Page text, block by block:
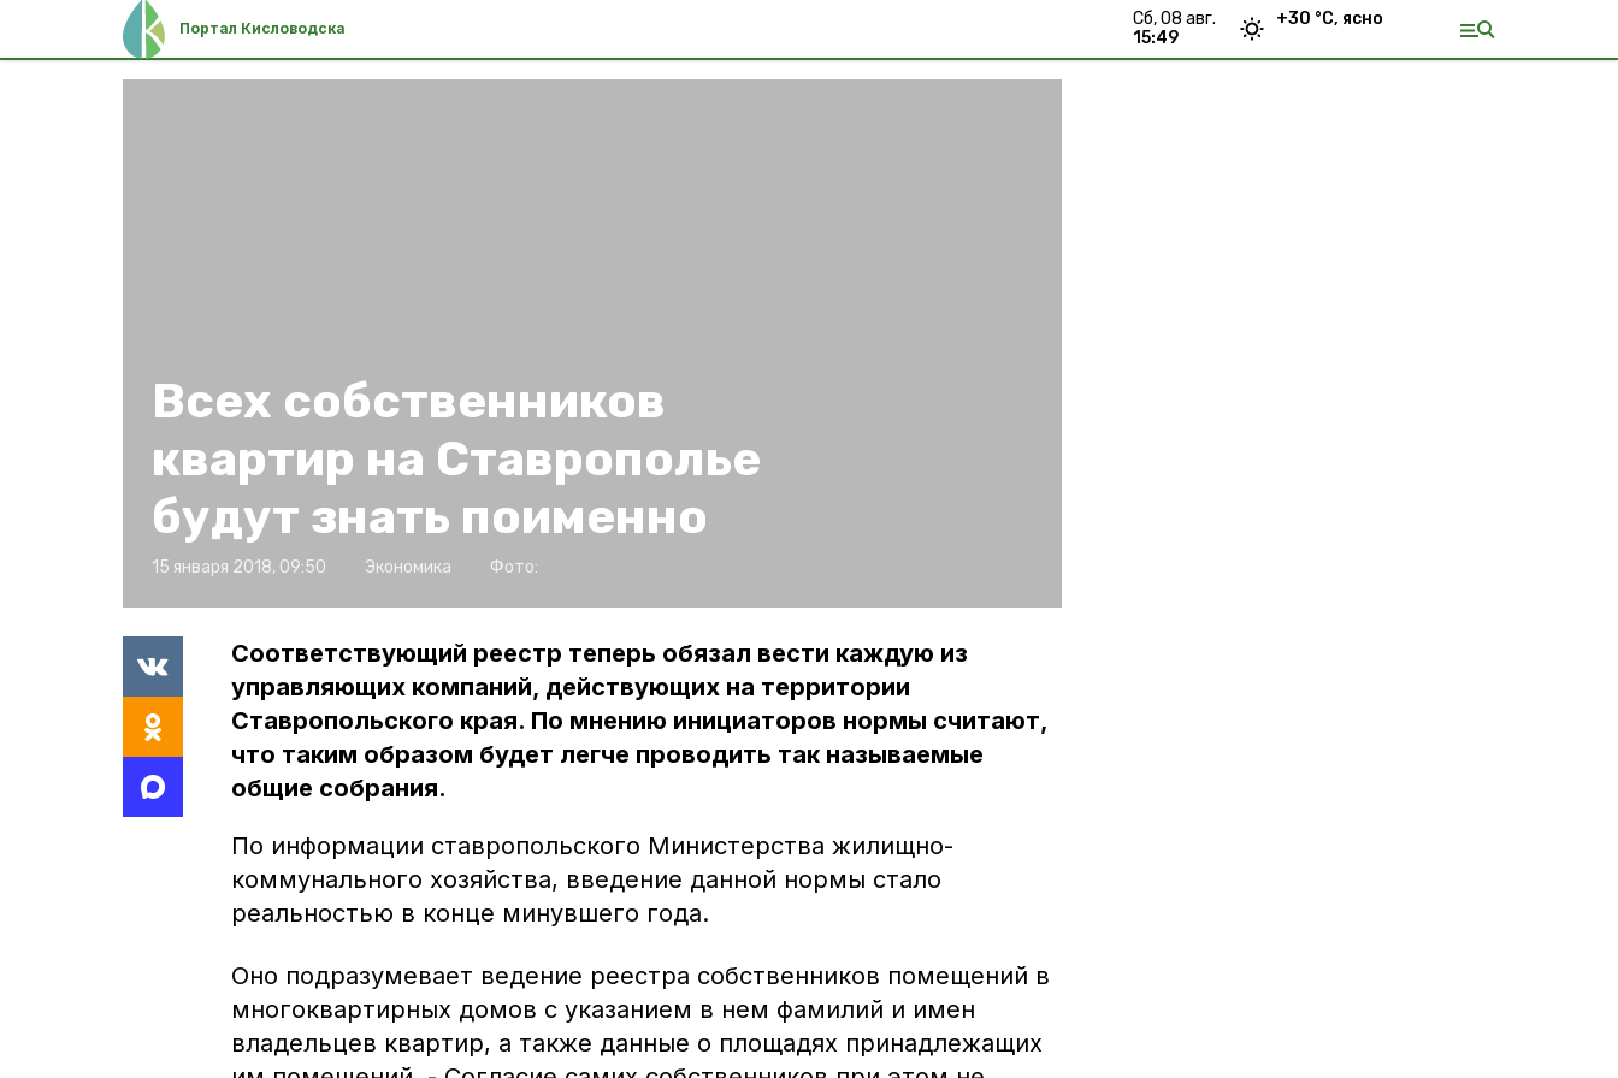
Портал Кисловодска
сб, 08 авг.
15:49
+30 °С, ясно
Всех собственников
квартир на Ставрополье
будут знать поименно
15 января 2018, 09:50 Экономика Фото:
Соответствующий реестр теперь обязал вести каждую из
управляющих компаний, действующих на территории
Ставропольского края. По мнению инициаторов нормы считают,
что таким образом будет легче проводить так называемые
общие собрания.
По информации ставропольского Министерства жилищно-
коммунального хозяйства, введение данной нормы стало
реальностью в конце минувшего года.
Оно подразумевает ведение реестра собственников помещений в
многоквартирных домов с указанием в нем фамилий и имен
владельцев квартир, а также данные о площадях принадлежащих